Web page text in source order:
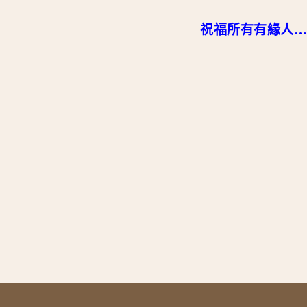
祝福所有有緣人…